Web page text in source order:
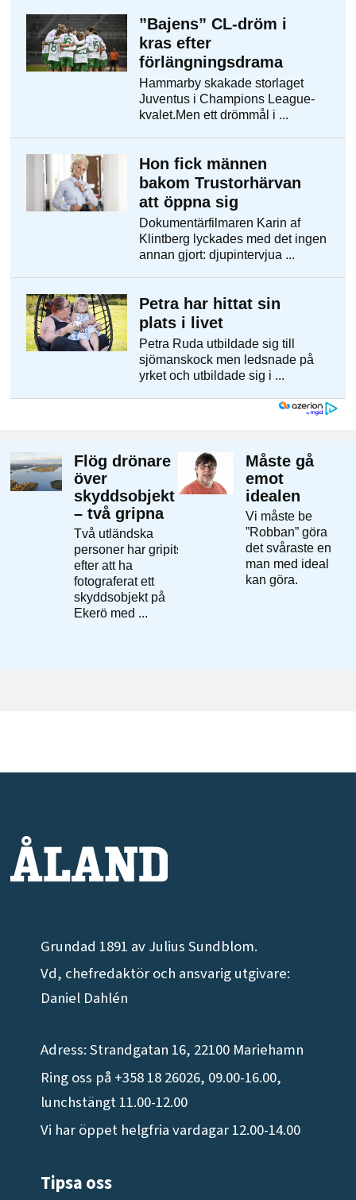
Grundad 1891 av Julius Sundblom.
Vd, chefredaktör och ansvarig utgivare:
Daniel Dahlén
Adress: Strandgatan 16, 22100 Mariehamn
Ring oss på +358 18 26026, 09.00-16.00,
lunchstängt 11.00-12.00
Vi har öppet helgfria vardagar 12.00-14.00
Tipsa oss